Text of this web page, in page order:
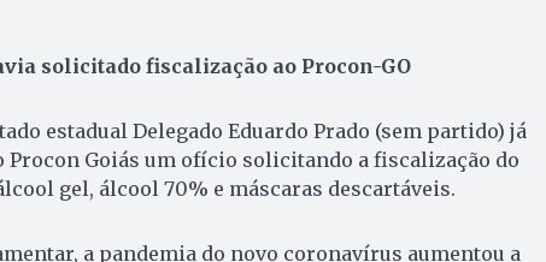
solicitado fiscalização ao Procon-GO
estadual Delegado Eduardo Prado (sem partido) já
Procon Goiás um ofício solicitando a fiscalização do
gel, álcool 70% e máscaras descartáveis.
a pandemia do novo coronavírus aumentou a